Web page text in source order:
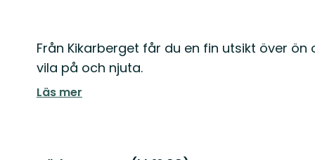
Beskrivning
Från Kikarberget får du en fin utsikt över
vila på och njuta.
Läs mer